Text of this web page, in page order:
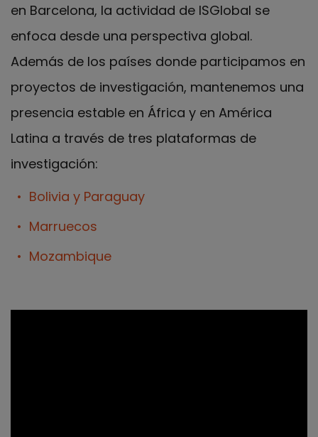
en Barcelona, la actividad de ISGlobal se
enfoca desde una perspectiva global.
Además de los países donde participamos en
proyectos de investigación, mantenemos una
presencia estable en África y en América
Latina a través de tres plataformas de
investigación:
Bolivia y Paraguay
Marruecos
Mozambique